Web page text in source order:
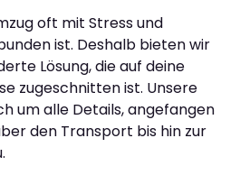
oft mit Stress und
ist. Deshalb bieten wir
Lösung, die auf deine
zugeschnitten ist. Unsere
um alle Details, angefangen
den Transport bis hin zur